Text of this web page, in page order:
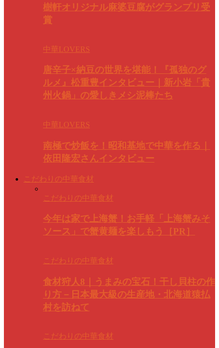
樹軒オリジナル麻婆豆腐がグランプリ受
賞
中華LOVERS
唐辛子×納豆の世界を堪能！『孤独のグ
ルメ』松重豊インタビュー｜新小岩「貴
州火鍋」の愛しきメシ泥棒たち
中華LOVERS
南極で炒飯を！昭和基地で中華を作る｜
依田隆宏さんインタビュー
こだわりの中華食材
こだわりの中華食材
今年は家で上海蟹！お手軽「上海蟹みそ
ソース」で蟹黄麺を楽しもう［PR］
こだわりの中華食材
食材狩人8｜うまみの宝石！干し貝柱の作
り方－日本最大級の生産地・北海道猿払
村を訪ねて
こだわりの中華食材